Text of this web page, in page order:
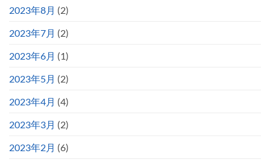
2023年8月 (2)
2023年7月 (2)
2023年6月 (1)
2023年5月 (2)
2023年4月 (4)
2023年3月 (2)
2023年2月 (6)